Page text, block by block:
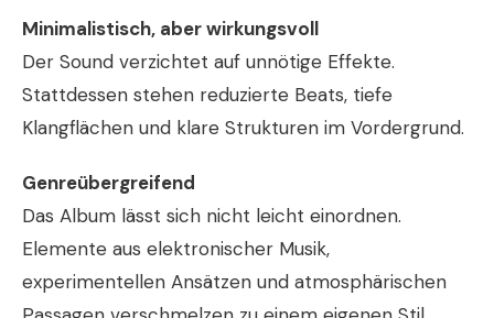
Minimalistisch, aber wirkungsvoll
Der Sound verzichtet auf unnötige Effekte.
Stattdessen stehen reduzierte Beats, tiefe
Klangflächen und klare Strukturen im Vordergrund.
Genreübergreifend
Das Album lässt sich nicht leicht einordnen.
Elemente aus elektronischer Musik,
experimentellen Ansätzen und atmosphärischen